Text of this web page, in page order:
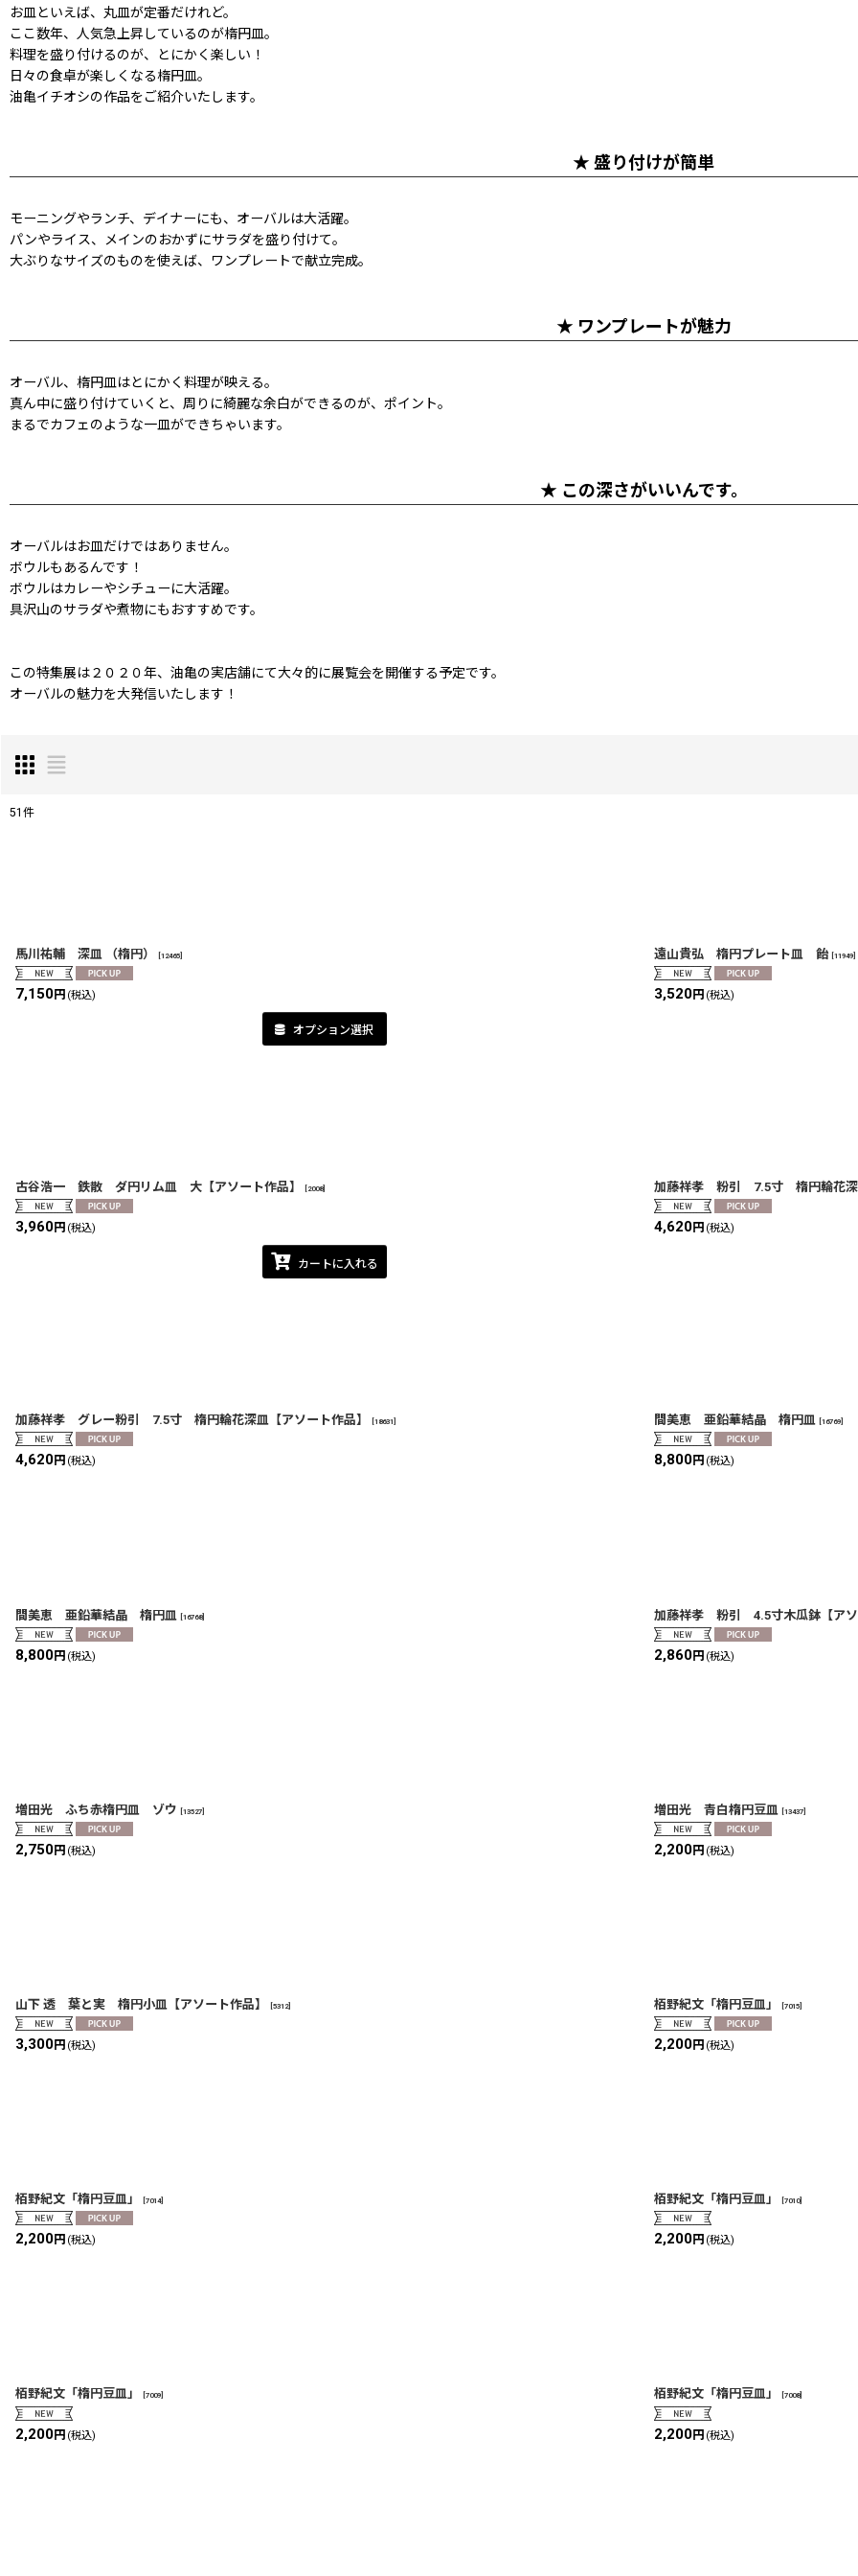
お皿といえば、丸皿が定番だけれど。
ここ数年、人気急上昇しているのが楕円皿。
料理を盛り付けるのが、とにかく楽しい！
日々の食卓が楽しくなる楕円皿。
油亀イチオシの作品をご紹介いたします。
★ 盛り付けが簡単
モーニングやランチ、デイナーにも、オーバルは大活躍。
パンやライス、メインのおかずにサラダを盛り付けて。
大ぶりなサイズのものを使えば、ワンプレートで献立完成。
★ ワンプレートが魅力
オーバル、楕円皿はとにかく料理が映える。
真ん中に盛り付けていくと、周りに綺麗な余白ができるのが、ポイント。
まるでカフェのような一皿ができちゃいます。
★ この深さがいいんです。
オーバルはお皿だけではありません。
ボウルもあるんです！
ボウルはカレーやシチューに大活躍。
具沢山のサラダや煮物にもおすすめです。
この特集展は２０２０年、油亀の実店舗にて大々的に展覧会を開催する予定です。
オーバルの魅力を大発信いたします！
絞り込む
51 件
馬川祐輔 深皿 （楕円） 12465
7,150円 (税込)
オプション選択
遠山貴弘 楕円プレート皿 飴 11949
3,520円 (税込)
古谷浩一 鉄散 ダ円リム皿 大【アソート作品】 2008]
3,960円 (税込)
カートに入れる
加藤祥孝 粉引 7.5寸 楕円輪花深
4,620円 (税込)
加藤祥孝 グレー粉引 7.5寸 楕円輪花深皿【アソート作品】 18631
4,620円 (税込)
間美恵 亜鉛華結晶 楕円皿 16769
8,800円 (税込)
間美恵 亜鉛華結晶 楕円皿 [16768]
8,800円 (税込)
加藤祥孝 粉引 4.5寸木瓜鉢【アソ
2,860円 (税込)
増田光 ふち赤楕円皿 ゾウ 13527
2,750円 (税込)
増田光 青白楕円豆皿 13437
2,200円 (税込)
山下 透 葉と実 楕円小皿【アソート作品】 5312]
3,300円 (税込)
栢野紀文「楕円豆皿」 7015
2,200円 (税込)
栢野紀文「楕円豆皿」 7014]
2,200円 (税込)
栢野紀文「楕円豆皿」 7010]
2,200円 (税込)
栢野紀文「楕円豆皿」 7009
2,200円 (税込)
栢野紀文「楕円豆皿」 7008]
2,200円 (税込)